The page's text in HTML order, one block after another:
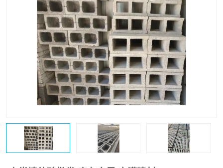
水泥构件 便道砖
花岗岩路岩石 盲道砖
草坪砖 pc仿石砖